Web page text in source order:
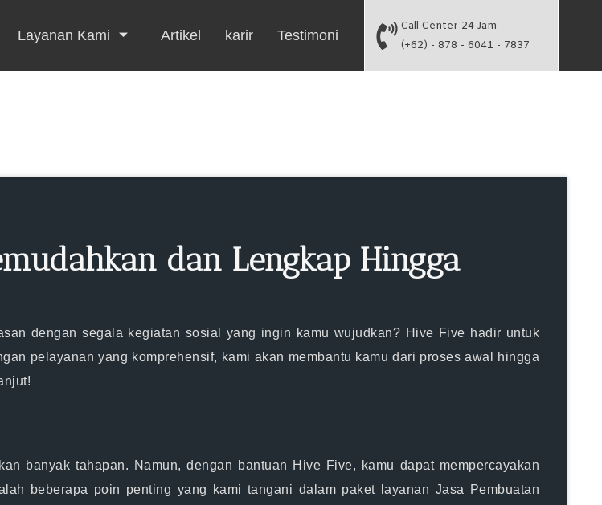
Layanan Kami Artikel karir Testimoni
Call Center 24 Jam
(+62) - 878 - 6041 - 7837
dan Lengkap Hingga
dengan segala kegiatan sosial yang ingin kamu wujudkan? Hive Five hadir untuk
pelayanan yang komprehensif, kami akan membantu kamu dari proses awal hingga
banyak tahapan. Namun, dengan bantuan Hive Five, kamu dapat mempercayakan
beberapa poin penting yang kami tangani dalam paket layanan Jasa Pembuatan